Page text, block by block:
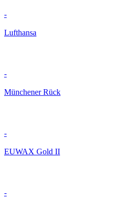
-
Lufthansa
-
Münchener Rück
-
EUWAX Gold II
-